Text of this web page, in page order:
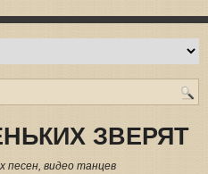
ЗВЕРЯТ
песен, видео танцев